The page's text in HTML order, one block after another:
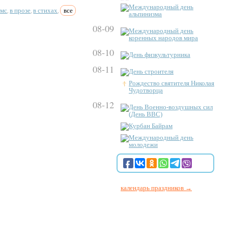
в прозе в стихах все
Международный день
альпинизма
08-09
Международный день
коренных народов мира
08-10 День физкультурника
08-11
День строителя
Рождество святителя Николая
Чудотворца
08-12
День Военно-воздушных сил
(День ВВС)
Курбан Байрам
Международный день
молодежи
календарь праздников →